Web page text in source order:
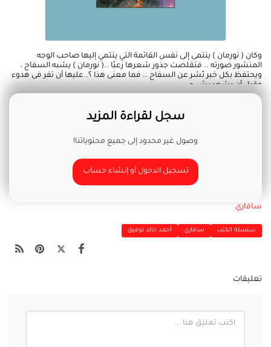
وكان ( نورمان ) ينتمى إلى نفس القائمة التي ينتمي إليها صاحب الوجه
المنشور صورته .. فتقلصت جذور شعرها رعبًا ..( نورمان ) يشبه السفاح ،
ويحتفظ بكل خبر نُشر عن السفاح .. فما معنى هذا ؟..عليها أن تفر فى هدوء
وقبل أن يشعر بشيء ..
سجل لقراءة المزيد
وصول غير محدود إلى جميع محتوياتنا!
تسجيل الدخول أو إنشاء حساب
سافاري
سلسلة الكتب سافاري أحمد خالد توفيق
تعليقات